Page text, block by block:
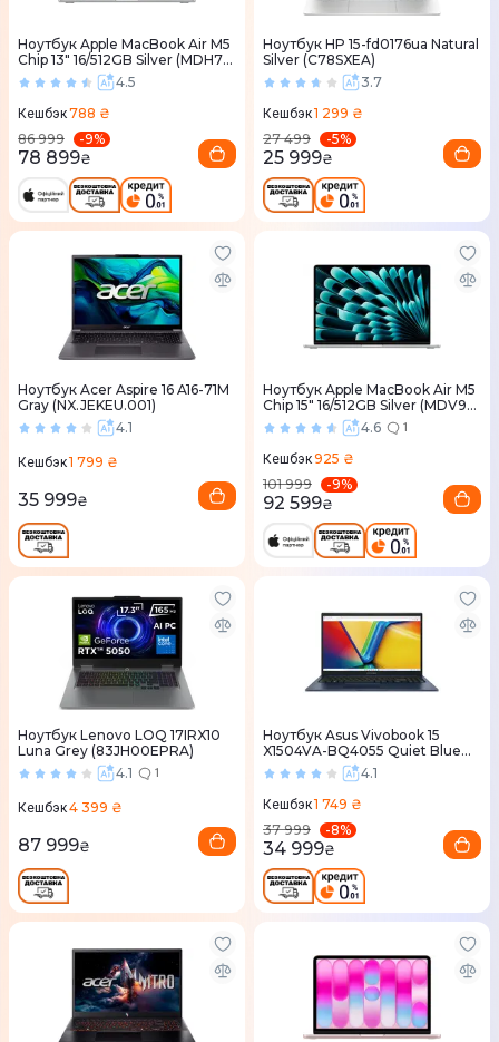
Ноутбук Apple MacBook Air M5
Chip 13" 16/512GB Silver (MDH74)
2026
4.5
Кешбэк788 ₴
86 999
-9%
78 899₴
Ноутбук HP 15-fd0176ua Natural
Silver (C78SXEA)
3.7
Кешбэк1 299 ₴
27 499
-5%
25 999₴
Ноутбук Acer Aspire 16 A16-71M
Gray (NX.JEKEU.001)
4.1
Кешбэк1 799 ₴
35 999₴
Ноутбук Apple MacBook Air M5
Chip 15" 16/512GB Silver (MDV94)
2026
4.6 1
Кешбэк925 ₴
101 999
-9%
92 599₴
Ноутбук Lenovo LOQ 17IRX10
Luna Grey (83JH00EPRA)
4.1
1
Кешбэк4 399 ₴
87 999₴
Ноутбук Asus Vivobook 15
X1504VA-BQ4055 Quiet Blue
(90NB13Y1-M01MP0)
4.1
Кешбэк1 749 ₴
37 999
-8%
34 999₴